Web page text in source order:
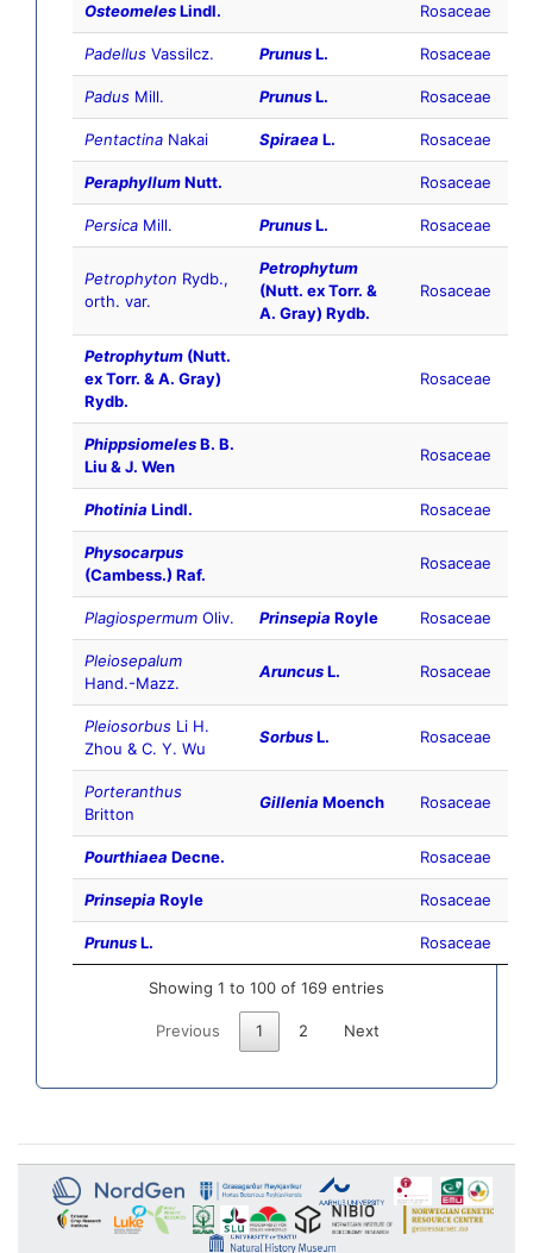
OsteomelesLindl. Rosaceae
Padellus Vassilcz. PrunusL. Rosaceae
Padus Mill. PrunusL. Rosaceae
Pentactina Nakai Spiraea L. Rosaceae
PeraphyllumNutt. Rosaceae
Persica Mill. PrunusL. Rosaceae
Petrophyton Rydb.,
orth. var.
Petrophytum
(Nutt. ex Torr. &
A. Gray) Rydb.
Rosaceae
Petrophytum (Nutt.
ex Torr. & A. Gray)
Rydb.
Rosaceae
PhippsiomelesB. B.
Liu & J. Wen
Rosaceae
Photinia Lindl. Rosaceae
Physocarpus
(Cambess.) Raf.
Rosaceae
Plagiospermum Oliv. Prinsepia Royle Rosaceae
Pleiosepalum
Hand.-Mazz.
AruncusL. Rosaceae
Pleiosorbus Li H.
Zhou & C. Y. Wu
SorbusL. Rosaceae
Porteranthus
Britton
Gillenia Moench Rosaceae
Pourthiaea Decne. Rosaceae
Prinsepia Royle Rosaceae
PrunusL. Rosaceae
Showing 1 to 100 of 169 entries
Previous 1 2 Next